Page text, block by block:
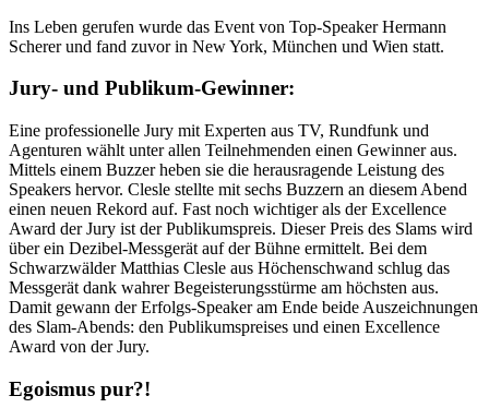
Ins Leben gerufen wurde das Event von Top-Speaker Hermann
Scherer und fand zuvor in New York, München und Wien statt.
Jury- und Publikum-Gewinner:
Eine professionelle Jury mit Experten aus TV, Rundfunk und
Agenturen wählt unter allen Teilnehmenden einen Gewinner aus.
Mittels einem Buzzer heben sie die herausragende Leistung des
Speakers hervor. Clesle stellte mit sechs Buzzern an diesem Abend
einen neuen Rekord auf. Fast noch wichtiger als der Excellence
Award der Jury ist der Publikumspreis. Dieser Preis des Slams wird
über ein Dezibel-Messgerät auf der Bühne ermittelt. Bei dem
Schwarzwälder Matthias Clesle aus Höchenschwand schlug das
Messgerät dank wahrer Begeisterungsstürme am höchsten aus.
Damit gewann der Erfolgs-Speaker am Ende beide Auszeichnungen
des Slam-Abends: den Publikumspreises und einen Excellence
Award von der Jury.
Egoismus pur?!